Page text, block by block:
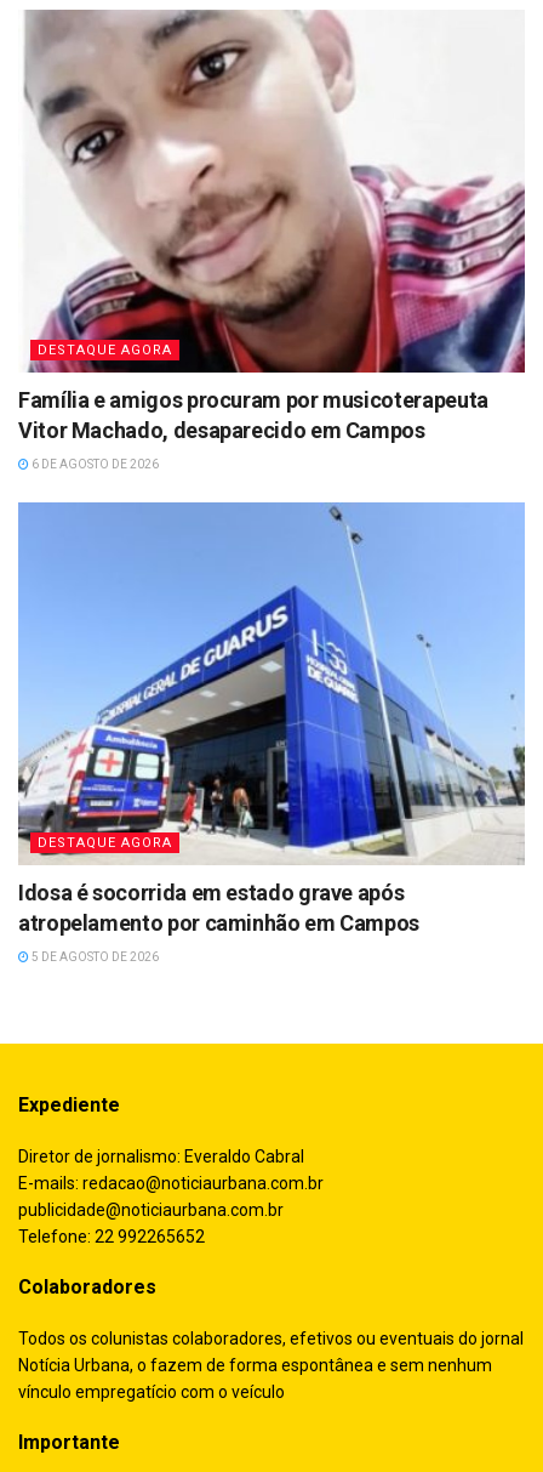
DESTAQUE AGORA
Família e amigos procuram por musicoterapeuta
Vitor Machado, desaparecido em Campos
6 DE AGOSTO DE 2026
DESTAQUE AGORA
Idosa é socorrida em estado grave após
atropelamento por caminhão em Campos
5 DE AGOSTO DE 2026
Expediente
Diretor de jornalismo: Everaldo Cabral
E-mails: redacao@noticiaurbana.com.br
publicidade@noticiaurbana.com.br
Telefone: 22 992265652
Colaboradores
Todos os colunistas colaboradores, efetivos ou eventuais do jornal
Notícia Urbana, o fazem de forma espontânea e sem nenhum
vínculo empregatício com o veículo
Importante